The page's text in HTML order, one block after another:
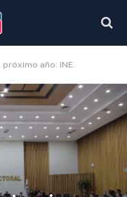
año: INE.